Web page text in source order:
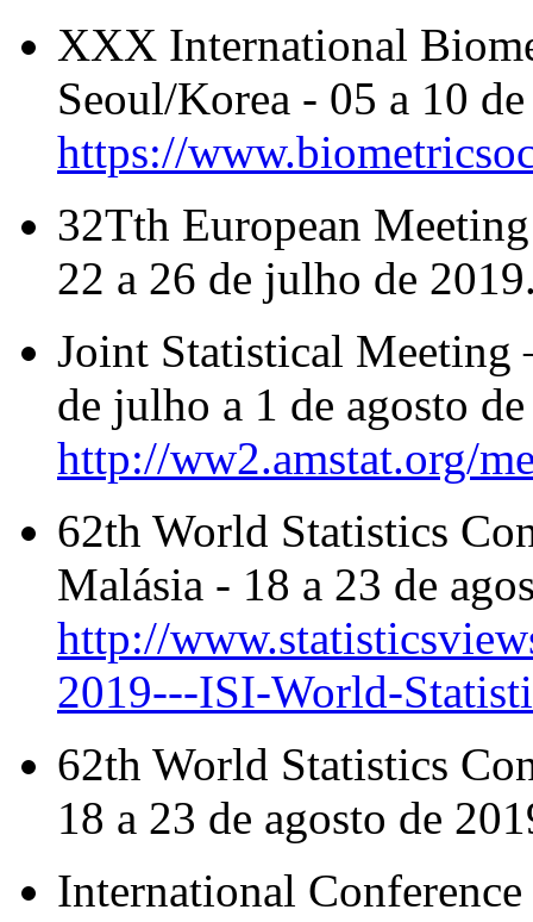
XXX International
Seoul/Korea - 05 a 10
https://
32Tth European
22 a 26 de julho de
Joint Statistical Meeting
de julho a 1 de agosto
http://ww2.amstat.org/
62th World Statistics
Malásia - 18 a 23 de
http://
2019---ISI-World-
62th World Statistics
18 a 23 de agosto de
International